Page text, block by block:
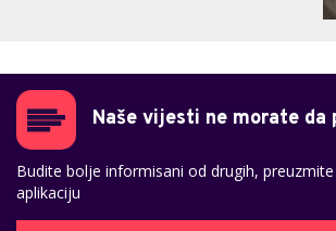
Naše vijesti ne morate da
Budite bolje informisani od drugih,
aplikaciju